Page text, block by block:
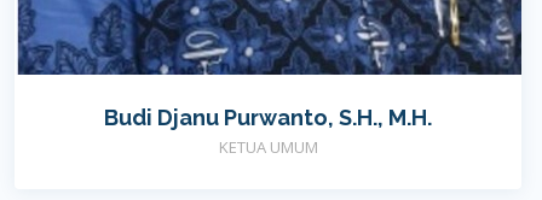
Budi Djanu Purwanto, S.H., M.H.
KETUA UMUM